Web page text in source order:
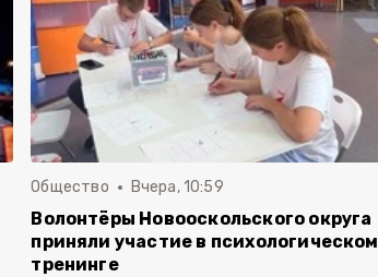
Общество Вчера, 10:59
Волонтёры Новооскольского округа
приняли участие в психологическом
тренинге